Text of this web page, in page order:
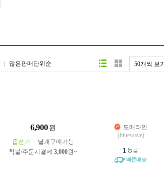
많은판매단위순 50개씩 보기
6,900 원
옵션가
낱개구매가능
착불/주문시결제 3,000원~
도매라인
(bluewave)
1 등급
빠른배송